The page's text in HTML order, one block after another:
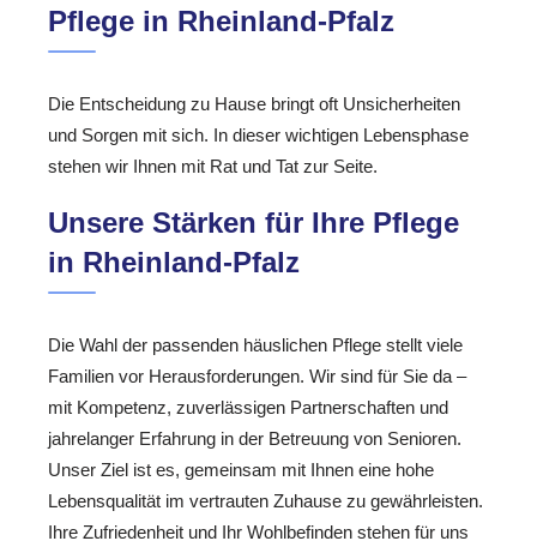
Pflege in Rheinland-Pfalz
Die Entscheidung zu Hause bringt oft Unsicherheiten
und Sorgen mit sich. In dieser wichtigen Lebensphase
stehen wir Ihnen mit Rat und Tat zur Seite.
Unsere Stärken für Ihre Pflege
in Rheinland-Pfalz
Die Wahl der passenden häuslichen Pflege stellt viele
Familien vor Herausforderungen. Wir sind für Sie da –
mit Kompetenz, zuverlässigen Partnerschaften und
jahrelanger Erfahrung in der Betreuung von Senioren.
Unser Ziel ist es, gemeinsam mit Ihnen eine hohe
Lebensqualität im vertrauten Zuhause zu gewährleisten.
Ihre Zufriedenheit und Ihr Wohlbefinden stehen für uns